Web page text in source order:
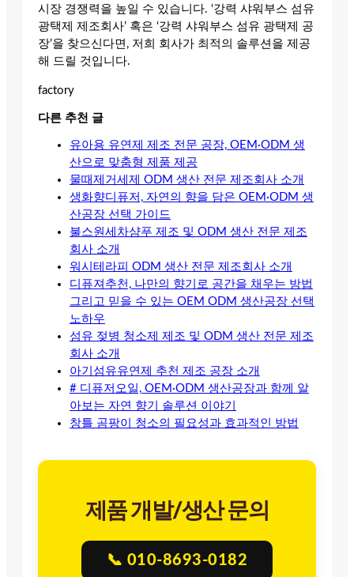
시장 경쟁력을 높일 수 있습니다. ‘강력 샤워부스 섬유
광택제 제조회사’ 혹은 ‘강력 샤워부스 섬유 광택제 공
장’을 찾으신다면, 저희 회사가 최적의 솔루션을 제공
해 드릴 것입니다.
factory
다른 추천 글
유아용 유연제 제조 전문 공장, OEM·ODM 생
산으로 맞춤형 제품 제공
물때제거세제 ODM 생산 전문 제조회사 소개
생화향디퓨저, 자연의 향을 담은 OEM·ODM 생
산공장 선택 가이드
불스원세차샴푸 제조 및 ODM 생산 전문 제조
회사 소개
워시테라피 ODM 생산 전문 제조회사 소개
디퓨져추천, 나만의 향기로 공간을 채우는 방법
그리고 믿을 수 있는 OEM ODM 생산공장 선택
노하우
섬유 젖병 청소제 제조 및 ODM 생산 전문 제조
회사 소개
아기섬유유연제 추천 제조 공장 소개
# 디퓨저오일, OEM·ODM 생산공장과 함께 알
아보는 자연 향기 솔루션 이야기
창틀 곰팡이 청소의 필요성과 효과적인 방법
제품 개발/생산 문의
📞 010-8693-0182